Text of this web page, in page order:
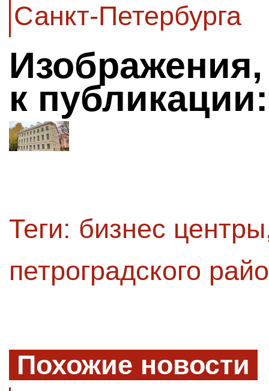
Санкт-Петербурга
к публикации:
Теги: бизнес центры
петроградского
Похожие новости